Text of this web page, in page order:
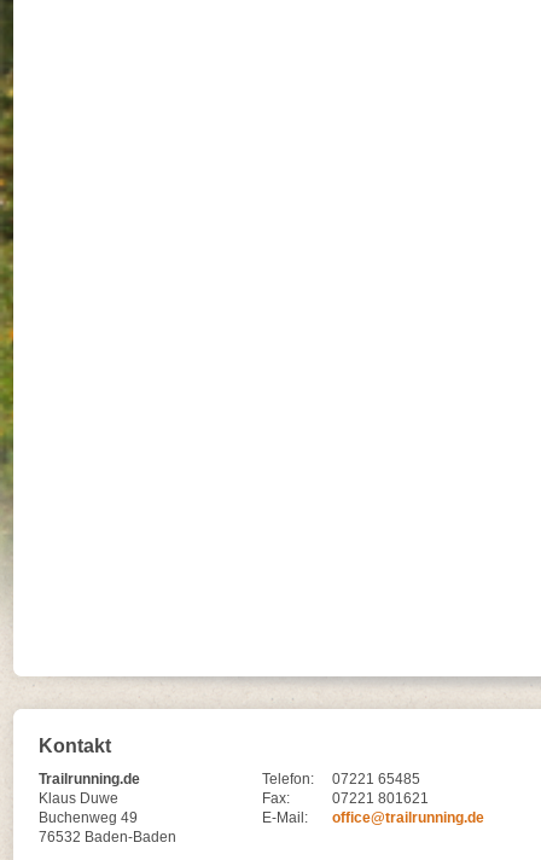
Kontakt
Trailrunning.de
Klaus Duwe
Buchenweg 49
76532 Baden-Baden
Telefon:
07221 65485
Fax:
07221 801621
E-Mail:
office@trailrunning.de